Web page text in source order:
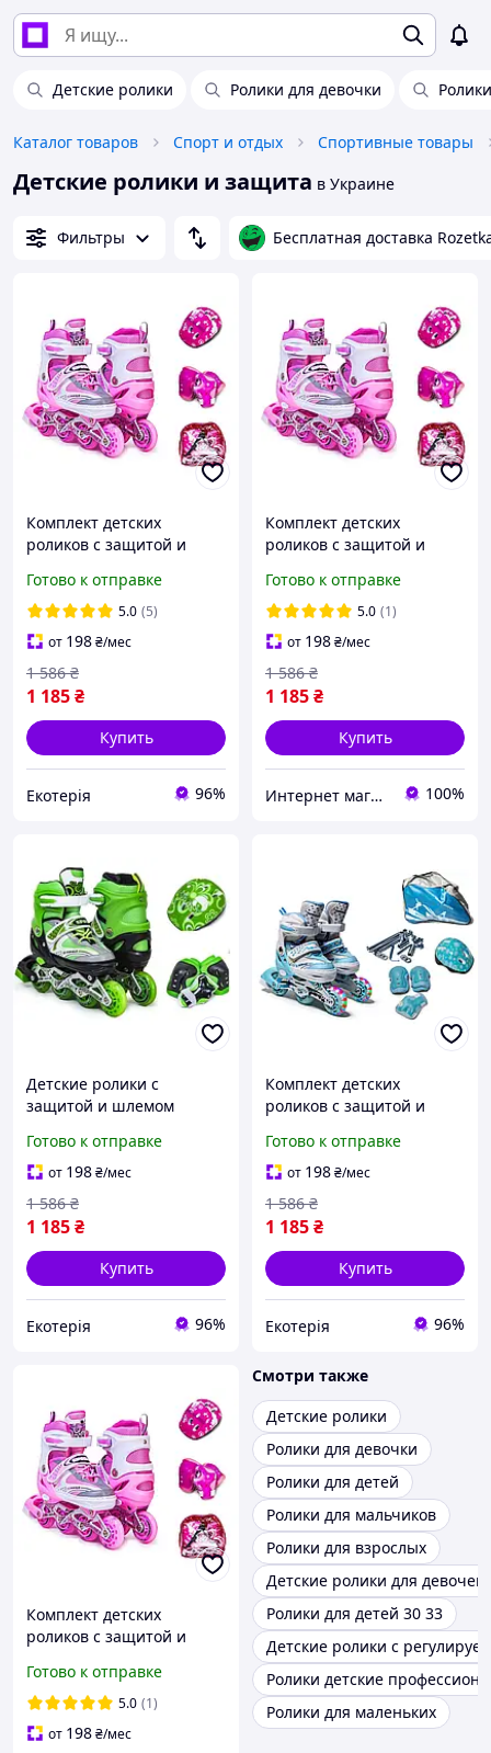
Детские ролики Ролики для девочки
Каталог товаров Спорт и отдых Спортивные товары
Детские ролики и защита в Украине
Фильтры Бесплатная доставка
Комплект детских
роликов с защитой и
комплект. Размер 34-38
Готово к отправке
5.0 (5)
от 198₴/мес
1 185₴
1 586 ₴
Купить
Екотерія 96%
Комплект детских
роликов с защитой и
комплект. Размер 34-38
Готово к отправке
5.0 (1)
от 198₴/мес
1 185₴
1 586 ₴
Купить
Интернет магазин "Zabawki" 100%
Детские ролики с
защитой и шлемом
Размер 29-33
Готово к отправке
от 198₴/мес
1 185₴
1 586 ₴
Купить
Екотерія 96%
Комплект детских
роликов с защитой и
Бирюзовый комплект.
Размер 27-30
Готово к отправке
от 198₴/мес
1 185₴
1 586 ₴
Купить
Екотерія 96%
Комплект детских
роликов с защитой и
комплект. Размер 29-33
Готово к отправке
5.0 (1)
от 198₴/мес
Смотри также
Детские ролики
Ролики для девочки
Ролики для детей
Ролики для мальчиков
Ролики для взрослых
Детские ролики для девочек
Ролики для детей 30 33
Детские ролики с
Ролики детские
Ролики для маленьких